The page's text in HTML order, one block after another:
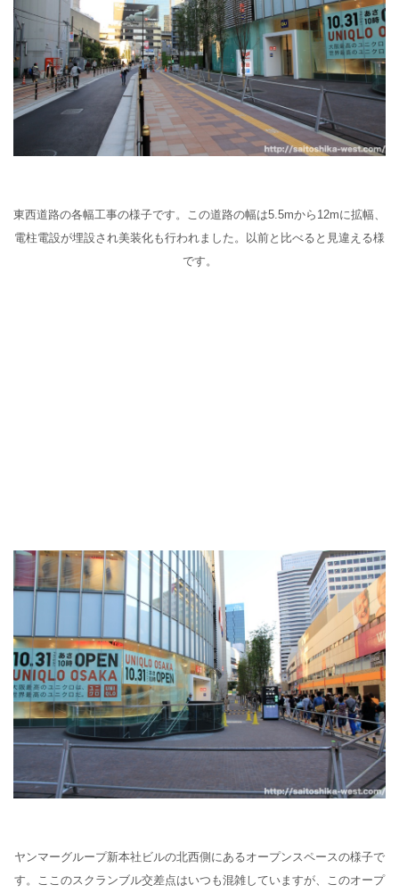
東西道路の各幅工事の様子です。この道路の幅は5.5mから 12mに拡幅、
電柱電設が埋設され美装化も行われました。以前と比べると見違える様
です。
ヤンマーグループ新本社ビルの北西側にあるオープンスペースの様子で
す。ここのスクランブル交差点はいつも混雑していますが、このオープ